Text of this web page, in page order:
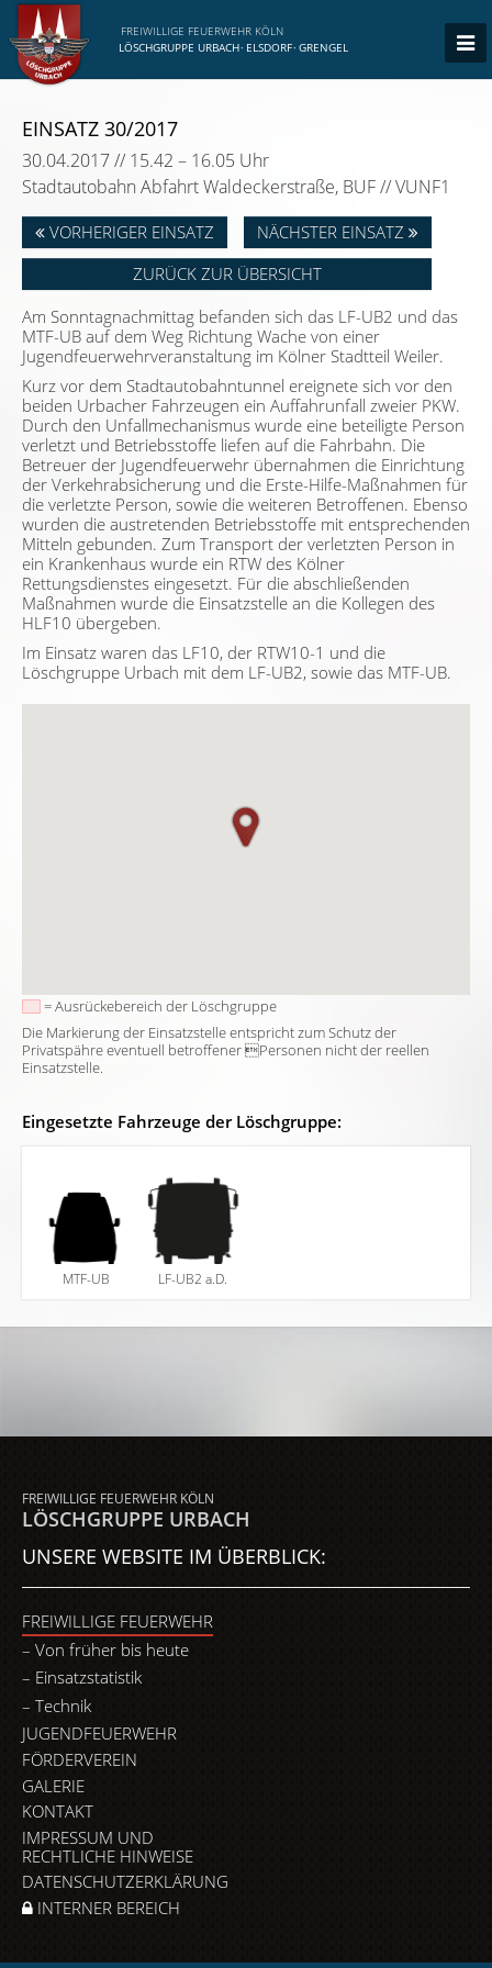
FREIWILLIGE FEUERWEHR KÖLN
LÖSCHGRUPPE URBACH· ELSDORF· GRENGEL
EINSATZ 30/2017
30.04.2017 // 15.42 – 16.05 Uhr
Stadtautobahn Abfahrt Waldeckerstraße, BUF // VUNF1
VORHERIGER EINSATZ
NÄCHSTER EINSATZ
ZURÜCK ZUR ÜBERSICHT
Am Sonntagnachmittag befanden sich das LF-UB2 und das
MTF-UB auf dem Weg Richtung Wache von einer
Jugendfeuerwehrveranstaltung im Kölner Stadtteil Weiler.
Kurz vor dem Stadtautobahntunnel ereignete sich vor den
beiden Urbacher Fahrzeugen ein Auffahrunfall zweier PKW.
Durch den Unfallmechanismus wurde eine beteiligte Person
verletzt und Betriebsstoffe liefen auf die Fahrbahn. Die
Betreuer der Jugendfeuerwehr übernahmen die Einrichtung
der Verkehrabsicherung und die Erste-Hilfe-Maßnahmen für
die verletzte Person, sowie die weiteren Betroffenen. Ebenso
wurden die austretenden Betriebsstoffe mit entsprechenden
Mitteln gebunden. Zum Transport der verletzten Person in
ein Krankenhaus wurde ein RTW des Kölner
Rettungsdienstes eingesetzt. Für die abschließenden
Maßnahmen wurde die Einsatzstelle an die Kollegen des
HLF10 übergeben.
Im Einsatz waren das LF10, der RTW10-1 und die
Löschgruppe Urbach mit dem LF-UB2, sowie das MTF-UB.
= Ausrückebereich der Löschgruppe
Die Markierung der Einsatzstelle entspricht zum Schutz der
Privatspähre eventuell betroffener Personen nicht der reellen
Einsatzstelle.
Eingesetzte Fahrzeuge der Löschgruppe:
MTF-UB LF-UB2 a.D.
FREIWILLIGE FEUERWEHR KÖLN
LÖSCHGRUPPE URBACH
UNSERE WEBSITE IM ÜBERBLICK:
FREIWILLIGE FEUERWEHR
Von früher bis heute
Einsatzstatistik
Technik
JUGENDFEUERWEHR
FÖRDERVEREIN
GALERIE
KONTAKT
IMPRESSUM UND
RECHTLICHE HINWEISE
DATENSCHUTZERKLÄRUNG
INTERNER BEREICH